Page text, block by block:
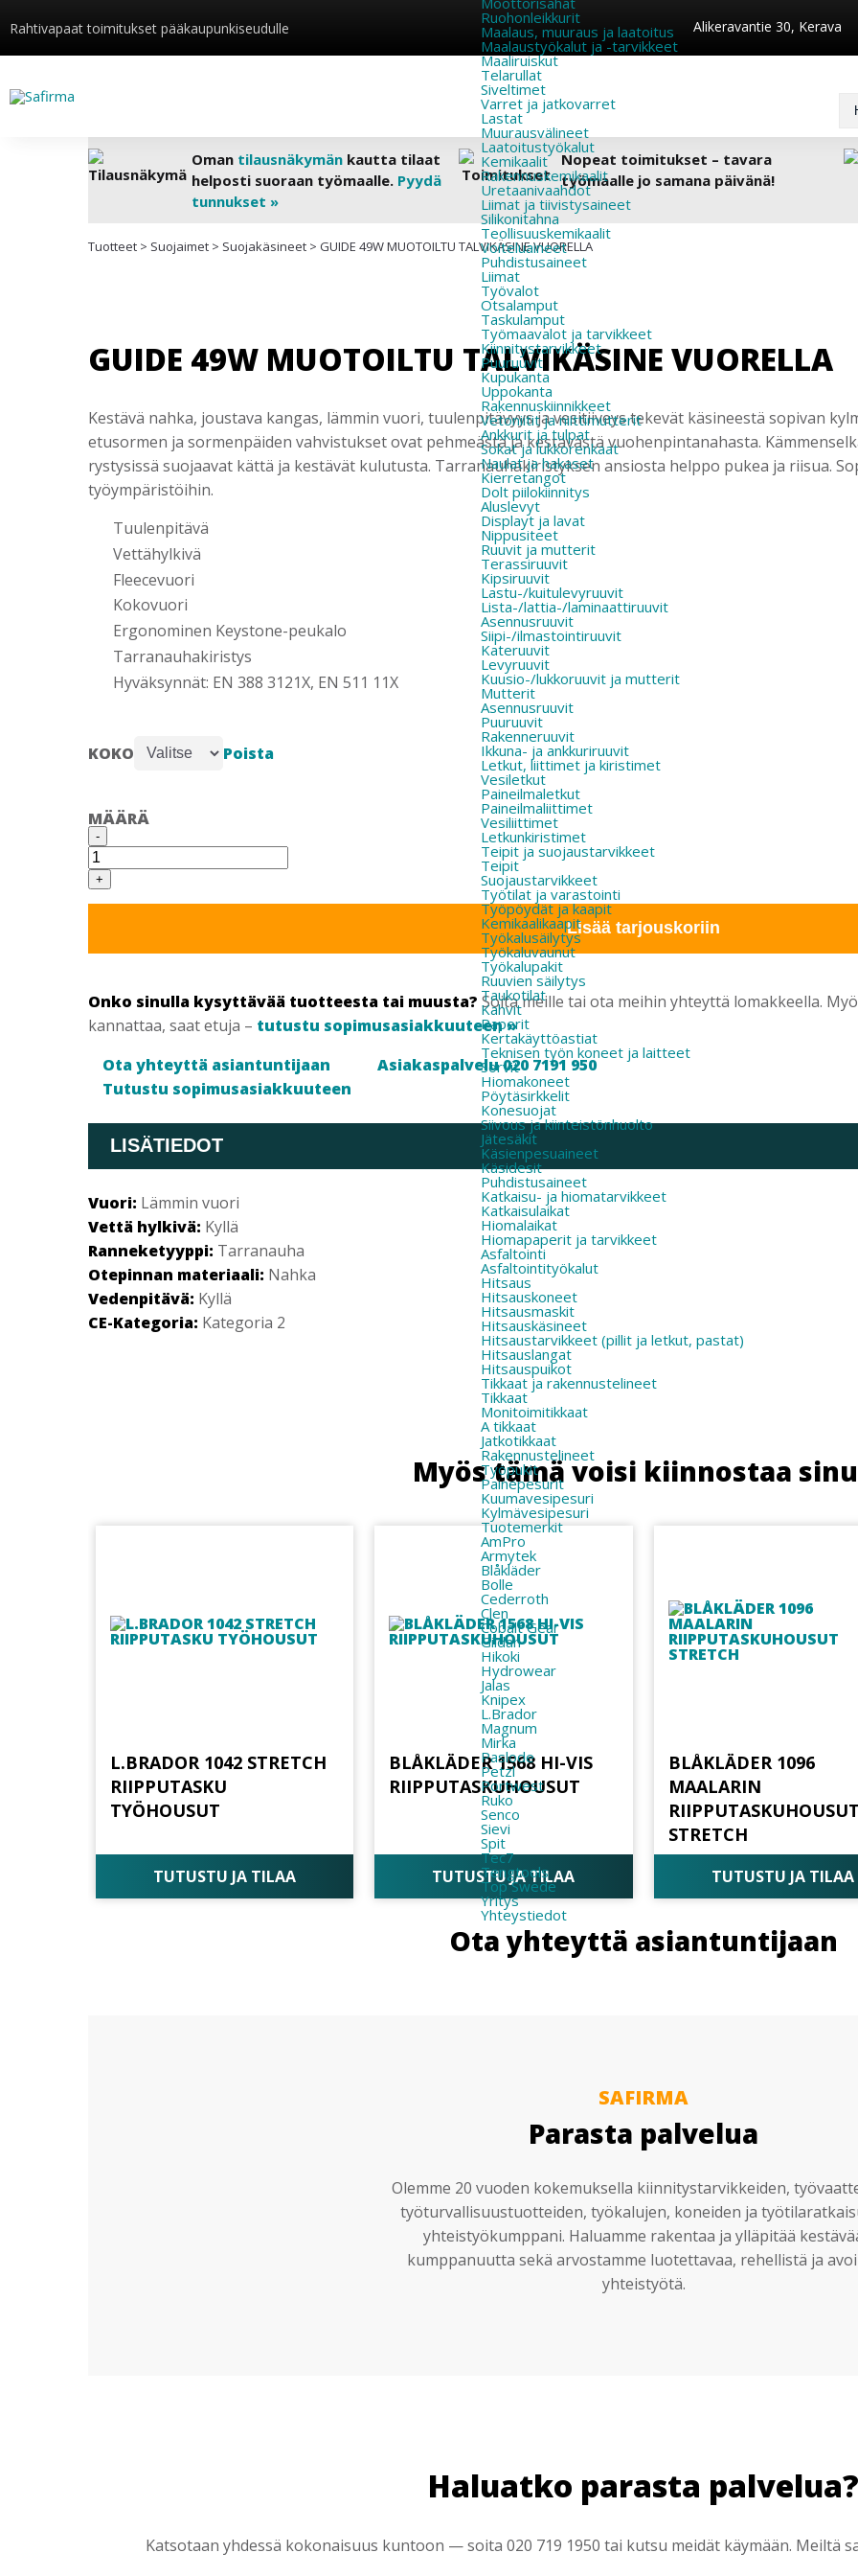
Rahtivapaat toimitukset pääkaupunkiseudulle Alikeravantie 30, Kerava
Ruohonleikkurit
Maalaus, muuraus ja laatoitus
Maalaustyökalut ja -tarvikkeet
Maaliruiskut
Telarullat
Siveltimet
Varret ja jatkovarret
Lastat
Muurausvälineet
Laatoitustyökalut
Kemikaalit
Rakennuskemikaalit
Uretaanivaahdot
Liimat ja tiivistysaineet
Silikonitahna
Teollisuuskemikaalit
Voiteluaineet
Puhdistusaineet
Liimat
Työvalot
Otsalamput
Taskulamput
Työmaavalot ja tarvikkeet
Kiinnitys­tarvikkeet
Puuruuvit
Kupukanta
Uppokanta
Rakennuskiinnikkeet
Vetoniitit ja niittimutterit
Ankkurit ja tulpat
Sokat ja lukkorenkaat
Naulat ja hakaset
Kierretangot
Dolt piilokiinnitys
Aluslevyt
Displayt ja lavat
Nippusiteet
Ruuvit ja mutterit
Terassiruuvit
Kipsiruuvit
Lastu-/kuitulevyruuvit
Lista-/lattia-/laminaattiruuvit
Asennusruuvit
Siipi-/ilmastointiruuvit
Kateruuvit
Levyruuvit
Kuusio-/lukkoruuvit ja mutterit
Mutterit
Asennusruuvit
Puuruuvit
Rakenneruuvit
Ikkuna- ja ankkuriruuvit
Letkut, liittimet ja kiristimet
Vesiletkut
Paineilmaletkut
Paineilmaliittimet
Vesiliittimet
Letkunkiristimet
Teipit ja suojaustarvikkeet
Teipit
Suojaustarvikkeet
Työtilat ja varastointi
Työpöydät ja kaapit
Kemikaalikaapit
Työkalusäilytys
Työkaluvaunut
Työkalupakit
Ruuvien säilytys
Taukotilat
Kahvit
Paperit
Kertakäyttöastiat
Teknisen työn koneet ja laitteet
Sorvit
Hiomakoneet
Pöytäsirkkelit
Konesuojat
Siivous ja kiinteistönhuolto
Jätesäkit
Käsienpesuaineet
Käsidesit
Puhdistusaineet
Katkaisu- ja hiomatarvikkeet
Katkaisulaikat
Hiomalaikat
Hiomapaperit ja tarvikkeet
Asfaltointi
Asfaltointityökalut
Hitsaus
Hitsauskoneet
Hitsausmaskit
Hitsauskäsineet
Hitsaustarvikkeet (pillit ja letkut, pastat)
Hitsauslangat
Hitsauspuikot
Tikkaat ja rakennustelineet
Tikkaat
Monitoimitikkaat
A tikkaat
Jatkotikkaat
Rakennustelineet
Työpukit
Painepesurit
Kuumavesipesuri
Kylmävesipesuri
Tuotemerkit
AmPro
Armytek
Blåkläder
Bolle
Cederroth
Clen
Cobalt Gear
Gildan
Hikoki
Hydrowear
Jalas
Knipex
L.Brador
Magnum
Mirka
Paslode
Petzl
Portwest
Ruko
Senco
Sievi
Spit
Tec7
Tengtools
Top Swede
Yritys
Yhteystiedot
Oman tilausnäkymänkautta tilaat
helposti suoraan työmaalle. Pyydä
tunnukset »
Nopeat toimitukset – tavara
työmaalle jo samana päivänä!
Tuotteet > Suojaimet > Suojakäsineet > GUIDE 49W MUOTOILTU TALVIKÄSINE VUORELLA
GUIDE 49W MUOTOILTU TALVIKÄSINE VUORELLA
Kestävä nahka, joustava kangas, lämmin vuori, tuulenpitävyys ja vesitiiveys tekevät käsineestä sopivan
etusormen ja sormenpäiden vahvistukset ovat pehmeästä ja kestävästä vuohenpintanahasta.
rystysissä suojaavat kättä ja kestävät kulutusta. Tarranauhakiristyksen ansiosta helppo pukea ja riisua.
työympäristöihin.
Tuulenpitävä
Vettähylkivä
Fleecevuori
Kokovuori
Ergonominen Keystone-peukalo
Tarranauhakiristys
Hyväksynnät: EN 388 3121X, EN 511 11X
KOKO Poista
MÄÄRÄ
GUIDE
49W
MUOTOILTU
TALVIKÄSINE
VUORELLA
määrä
-
+
Lisää tarjouskoriin
Onko sinulla kysyttävää tuotteesta tai muusta? Soita meille tai ota meihin yhteyttä lomakkeella.
kannattaa, saat etuja – tutustu sopimusasiakkuuteen »
Ota yhteyttä asiantuntijaan
Asiakaspalvelu 020 7191 950
Tutustu sopimusasiakkuuteen
LISÄTIEDOT
Vuori: Lämmin vuori
Vettä hylkivä: Kyllä
Ranneketyyppi: Tarranauha
Otepinnan materiaali: Nahka
Vedenpitävä: Kyllä
CE-Kategoria: Kategoria 2
Myös tämä voisi kiinnostaa
L.BRADOR 1042 STRETCH
RIIPPUTASKU
TYÖHOUSUT
TUTUSTU JA TILAA
BLÅKLÄDER 1568 HI-VIS
RIIPPUTASKUHOUSUT
TUTUSTU JA TILAA
BLÅKLÄDER 1096
MAALARIN
STRETCH
TUTUSTU JA TILAA
Ota yhteyttä asiantuntijaan
SAFIRMA
Parasta palvelua
Olemme 20 vuoden kokemuksella kiinnitystarvikkeiden,
työturvallisuustuotteiden, työkalujen, koneiden ja
yhteistyökumppani. Haluamme rakentaa ja ylläpitää
kumppanuutta sekä arvostamme luotettavaa, rehellistä ja
yhteistyötä.
Haluatko parasta palvelua?
Katsotaan yhdessä kokonaisuus kuntoon — soita 020 719 1950 tai kutsu meidät käymään. Meiltä